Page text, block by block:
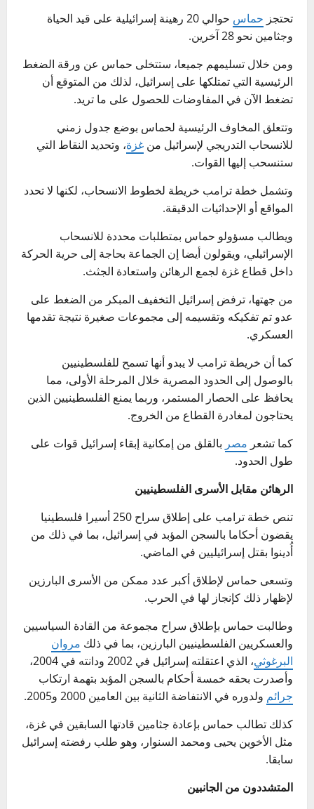
تحتجز حماس
حوالي 20 رهينة إسرائيلية على قيد الحياة
وجثامين نحو 28 آخرين.
ومن خلال تسليمهم جميعا، ستتخلى حماس عن ورقة الضغط
الرئيسية التي تمتلكها على إسرائيل، لذلك من المتوقع أن
تضغط الآن في المفاوضات للحصول على ما تريد.
وتتعلق المخاوف الرئيسية لحماس بوضع جدول زمني
للانسحاب التدريجي لإسرائيل من غزة، وتحديد النقاط التي
ستنسحب إليها القوات.
وتشمل خطة ترامب خريطة لخطوط الانسحاب، لكنها لا تحدد
المواقع أو الإحداثيات الدقيقة.
ويطالب مسؤولو حماس بمتطلبات محددة للانسحاب
الإسرائيلي، ويقولون أيضا إن الجماعة بحاجة إلى حرية الحركة
داخل قطاع غزة لجمع الرهائن واستعادة الجثث.
من جهتها، ترفض إسرائيل التخفيف المبكر من الضغط على
عدو تم تفكيكه وتقسيمه إلى مجموعات صغيرة نتيجة تقدمها
العسكري.
كما أن خريطة ترامب لا يبدو أنها تسمح للفلسطينيين
بالوصول إلى الحدود المصرية خلال المرحلة الأولى، مما
يحافظ على الحصار المستمر، وربما يمنع الفلسطينيين الذين
يحتاجون لمغادرة القطاع من الخروج.
كما تشعر مصر بالقلق من إمكانية إبقاء إسرائيل قوات على
طول الحدود.
الرهائن مقابل الأسرى الفلسطينيين
تنص خطة ترامب على إطلاق سراح 250 أسيرا فلسطينيا
يقضون أحكاما بالسجن المؤبد في إسرائيل، بما في ذلك من
أُدينوا بقتل إسرائيليين في الماضي.
وتسعى حماس لإطلاق أكبر عدد ممكن من الأسرى البارزين
لإظهار ذلك كإنجاز لها في الحرب.
وطالبت حماس بإطلاق سراح مجموعة من القادة السياسيين
والعسكريين الفلسطينيين البارزين، بما في ذلك مروان
البرغوثي
، الذي اعتقلته إسرائيل في 2002 ودانته في 2004،
وأصدرت بحقه خمسة أحكام بالسجن المؤبد بتهمة ارتكاب
جرائم ولدوره في الانتفاضة الثانية بين العامين 2000 و2005.
كذلك تطالب حماس بإعادة جثامين قادتها السابقين في غزة،
مثل الأخوين يحيى ومحمد السنوار، وهو طلب رفضته إسرائيل
سابقا.
المتشددون من الجانبين